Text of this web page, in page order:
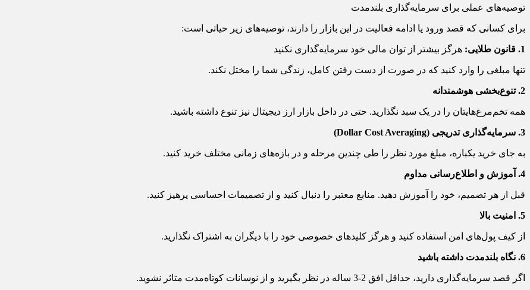
توصیه‌های عملی برای سرمایه‌گذاری بلندمدت
برای کسانی که قصد ورود یا ادامه فعالیت در این بازار را دارند، توصیه‌های زیر حیاتی است:
1. قانون طلایی: هرگز بیشتر از توان مالی خود سرمایه‌گذاری نکنید
تنها مبلغی را وارد کنید که در صورت از دست رفتن کامل، زندگی شما را مختل نکند.
2. تنوع‌بخشی هوشمندانه
همه تخم‌مرغ‌هایتان را در یک سبد نگذارید. حتی در داخل بازار ارز دیجیتال نیز تنوع داشته باشید.
3. سرمایه‌گذاری تدریجی (Dollar Cost Averaging)
به جای خرید یکباره، مبلغ مورد نظر را طی چندین مرحله و در بازه‌های زمانی مختلف خرید کنید.
4. آموزش و اطلاع‌رسانی مداوم
قبل از هر تصمیم، خود را آموزش دهید. منابع معتبر را دنبال کنید و از تصمیمات احساسی پرهیز کنید.
5. امنیت بالا
از کیف پول‌های امن استفاده کنید و هرگز کلیدهای خصوصی خود را با دیگران به اشتراک نگذارید.
6. نگاه بلندمدت داشته باشید
اگر قصد سرمایه‌گذاری دارید، حداقل افق 2-3 ساله در نظر بگیرید و از نوسانات کوتاه‌مدت متاثر نشوید.